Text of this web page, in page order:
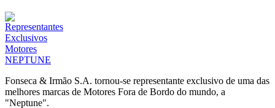
Fonseca & Irmão S.A. tornou-se representante exclusivo de uma das
melhores marcas de Motores Fora de Bordo do mundo, a
"Neptune".